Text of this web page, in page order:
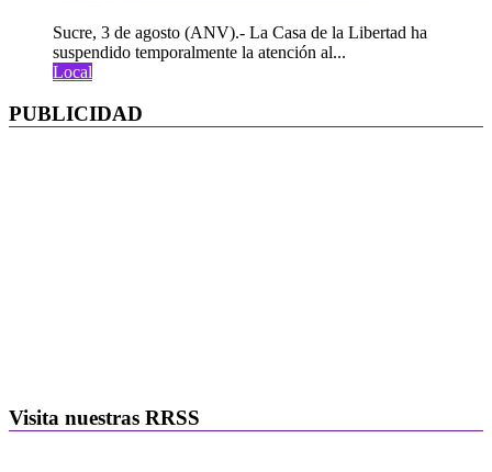
Sucre, 3 de agosto (ANV).- La Casa de la Libertad ha
suspendido temporalmente la atención al...
Local
PUBLICIDAD
Visita nuestras RRSS